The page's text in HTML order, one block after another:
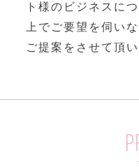
ト様のビジネスに
上でご要望を伺い
ご提案をさせて頂